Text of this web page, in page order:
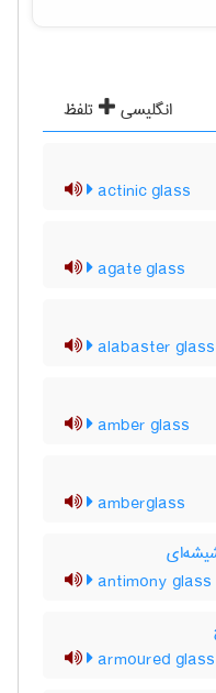
انگلیسی
تلفظ
actinic glass
agate glass
alabaster glass
amber glass
amberglass
antimony glass
armoured glass